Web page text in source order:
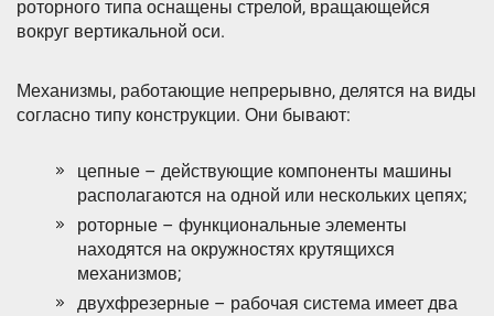
роторного типа оснащены стрелой, вращающейся
вокруг вертикальной оси.
Механизмы, работающие непрерывно, делятся на виды
согласно типу конструкции. Они бывают:
цепные – действующие компоненты машины
располагаются на одной или нескольких цепях;
роторные – функциональные элементы
находятся на окружностях крутящихся
механизмов;
двухфрезерные – рабочая система имеет два